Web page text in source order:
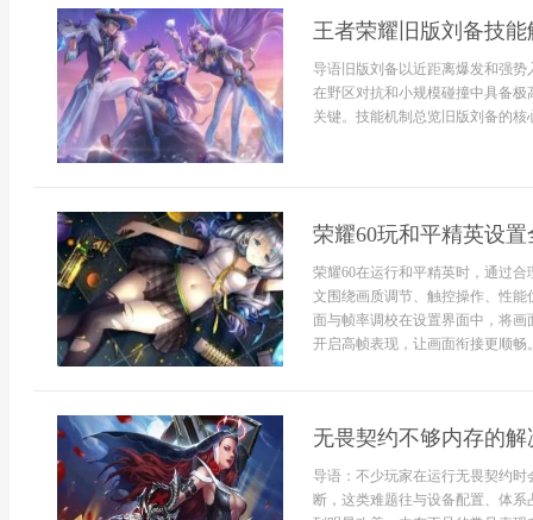
王者荣耀旧版刘备技
导语旧版刘备以近距离爆发和强
在野区对抗和小规模碰撞中具备
关键。技能机制总览旧版刘备的核
荣耀60玩和平精英设置
荣耀60在运行和平精英时，通过
文围绕画质调节、触控操作、性
面与帧率调校在设置界面中，将
开启高帧表现，让画面衔接更顺
无畏契约不够内存的
导语：不少玩家在运行无畏契约
断，这类难题往与设备配置、体